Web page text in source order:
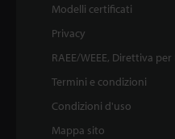
Modelli certificati
Privacy
RAEE/WEEE, Direttiva
Termini e condizioni
Condizioni d'uso
Mappa sito